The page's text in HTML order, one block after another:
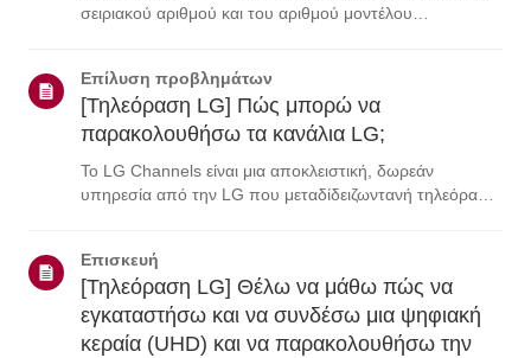
σειριακού αριθμού και του αριθμού μοντέλου
από τις παρακάτω κατηγορίες.Επιλέξτε το ...
Επίλυση προβλημάτων
[Τηλεόραση LG] Πώς μπορώ να
παρακολουθήσω τα κανάλια LG;
Το LG Channels είναι μια αποκλειστική, δωρεάν
υπηρεσία από την LG που μεταδίδειζωντανή τηλεόραση
πρόσθετο εξοπλισμό.Μπορείτε εύκολα να αποκτήσετε
πρό...
Επισκευή
[Τηλεόραση LG] Θέλω να μάθω πώς να
εγκαταστήσω και να συνδέσω μια ψηφιακή
κεραία (UHD) και να παρακολουθήσω την